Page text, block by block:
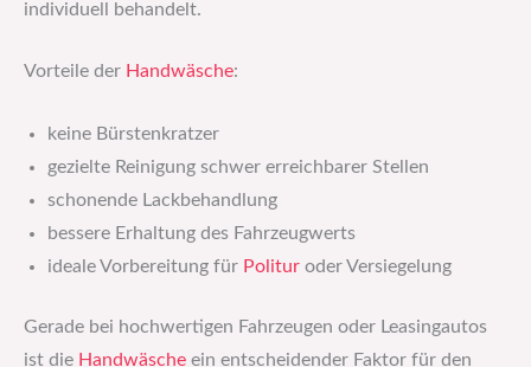
individuell behandelt.
Vorteile der Handwäsche:
keine Bürstenkratzer
gezielte Reinigung schwer erreichbarer Stellen
schonende Lackbehandlung
bessere Erhaltung des Fahrzeugwerts
ideale Vorbereitung für Politur oder Versiegelung
Gerade bei hochwertigen Fahrzeugen oder Leasingautos
ist die Handwäsche ein entscheidender Faktor für den